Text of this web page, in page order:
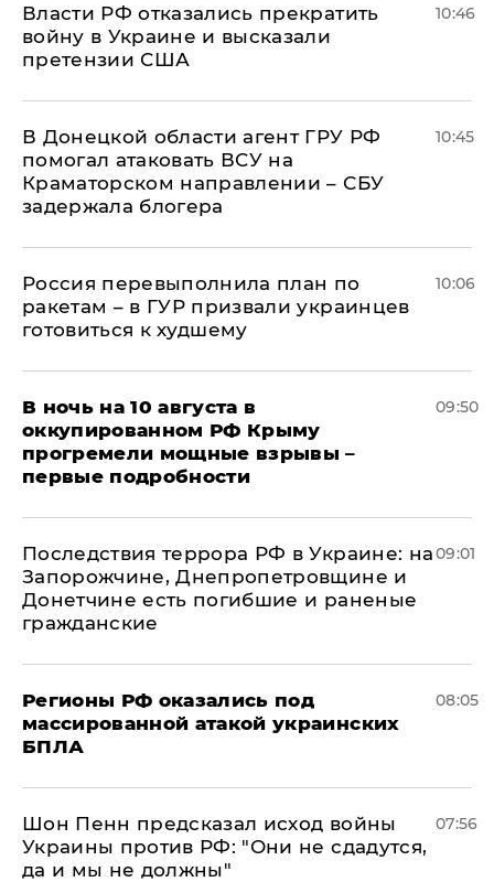
Власти РФ отказались прекратить
войну в Украине и высказали
претензии США
10:46
В Донецкой области агент ГРУ РФ
помогал атаковать ВСУ на
Краматорском направлении – СБУ
задержала блогера
10:45
Россия перевыполнила план по
ракетам – в ГУР призвали украинцев
готовиться к худшему
10:06
В ночь на 10 августа в
оккупированном РФ Крыму
прогремели мощные взрывы –
первые подробности
09:50
Последствия террора РФ в Украине: на
Запорожчине, Днепропетровщине и
Донетчине есть погибшие и раненые
гражданские
09:01
Регионы РФ оказались под
массированной атакой украинских
БПЛА
08:05
Шон Пенн предсказал исход войны
Украины против РФ: "Они не сдадутся,
да и мы не должны"
07:56